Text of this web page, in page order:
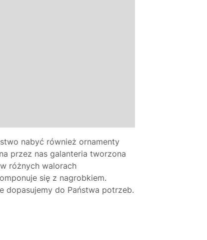
nabyć również ornamenty
przez nas galanteria tworzona
różnych walorach
się z nagrobkiem.
dopasujemy do Państwa potrzeb.